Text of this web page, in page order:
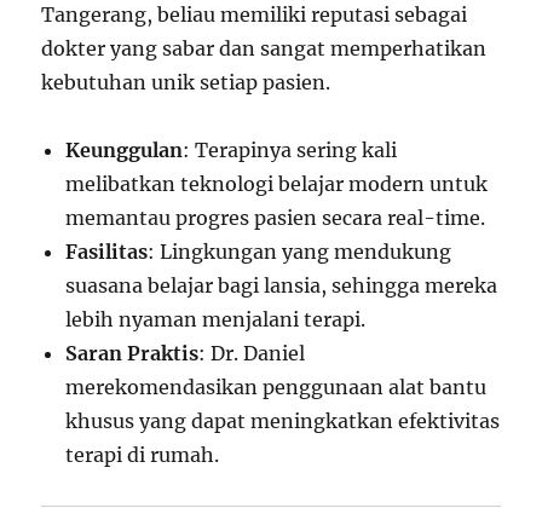
Tangerang, beliau memiliki reputasi sebagai
dokter yang sabar dan sangat memperhatikan
kebutuhan unik setiap pasien.
Keunggulan: Terapinya sering kali
melibatkan teknologi belajar modern untuk
memantau progres pasien secara real-time.
Fasilitas: Lingkungan yang mendukung
suasana belajar bagi lansia, sehingga mereka
lebih nyaman menjalani terapi.
Saran Praktis: Dr. Daniel
merekomendasikan penggunaan alat bantu
khusus yang dapat meningkatkan efektivitas
terapi di rumah.